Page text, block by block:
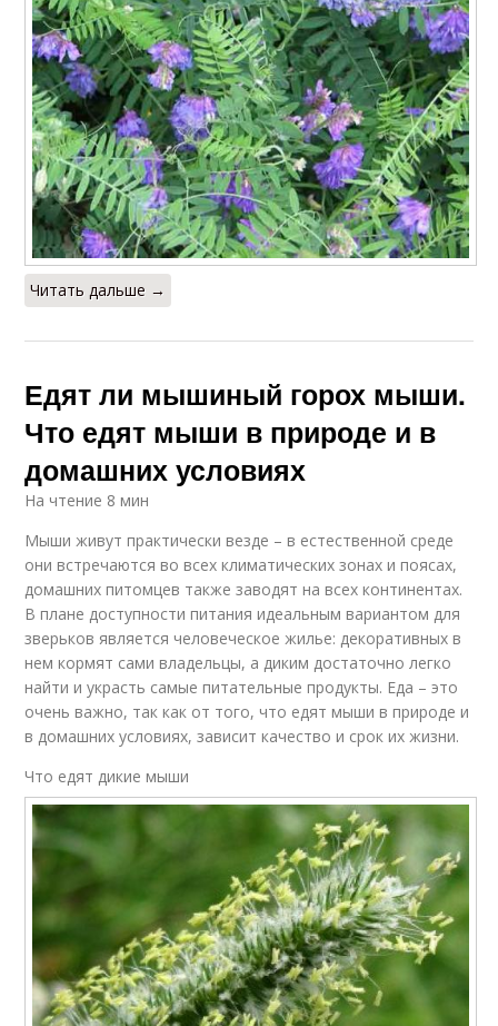
Читать дальше →
Едят ли мышиный горох мыши.
Что едят мыши в природе и в
домашних условиях
На чтение 8 мин
Мыши живут практически везде – в естественной среде
они встречаются во всех климатических зонах и поясах,
домашних питомцев также заводят на всех континентах.
В плане доступности питания идеальным вариантом для
зверьков является человеческое жилье: декоративных в
нем кормят сами владельцы, а диким достаточно легко
найти и украсть самые питательные продукты. Еда – это
очень важно, так как от того, что едят мыши в природе и
в домашних условиях, зависит качество и срок их жизни.
Что едят дикие мыши